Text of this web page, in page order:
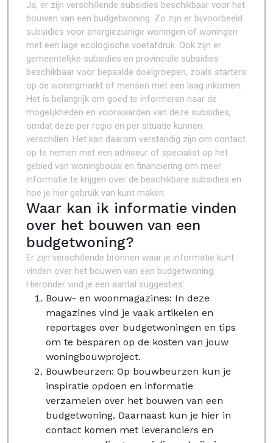
Ja, er zijn verschillende subsidies beschikbaar voor het
bouwen van een budgetwoning. Zo zijn er bijvoorbeeld
subsidies voor energiezuinige woningen of woningen
met een lage ecologische voetafdruk. Ook zijn er
gemeentelijke subsidies en provinciale subsidies
beschikbaar voor bepaalde doelgroepen, zoals starters
op de woningmarkt of mensen met een laag inkomen.
Het is belangrijk om goed te informeren naar de
mogelijkheden en voorwaarden van deze subsidies,
omdat deze per regio en per situatie kunnen
verschillen. Het kan daarom verstandig zijn om contact
op te nemen met een adviseur of specialist op het
gebied van woningbouw en financiering om meer
informatie te krijgen over de beschikbare subsidies en
hoe je hier gebruik van kunt maken.
Waar kan ik informatie vinden
over het bouwen van een
budgetwoning?
Er zijn verschillende bronnen waar je informatie kunt
vinden over het bouwen van een budgetwoning.
Hieronder vind je een aantal suggesties:
Bouw- en woonmagazines: In deze
magazines vind je vaak artikelen en
reportages over budgetwoningen en tips
om te besparen op de kosten van jouw
woningbouwproject.
Bouwbeurzen: Op bouwbeurzen kun je
inspiratie opdoen en informatie
verzamelen over het bouwen van een
budgetwoning. Daarnaast kun je hier in
contact komen met leveranciers en